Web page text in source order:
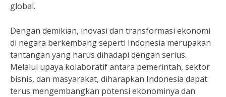
global.
Dengan demikian, inovasi dan transformasi ekonomi
di negara berkembang seperti Indonesia merupakan
tantangan yang harus dihadapi dengan serius.
Melalui upaya kolaboratif antara pemerintah, sektor
bisnis, dan masyarakat, diharapkan Indonesia dapat
terus mengembangkan potensi ekonominya dan